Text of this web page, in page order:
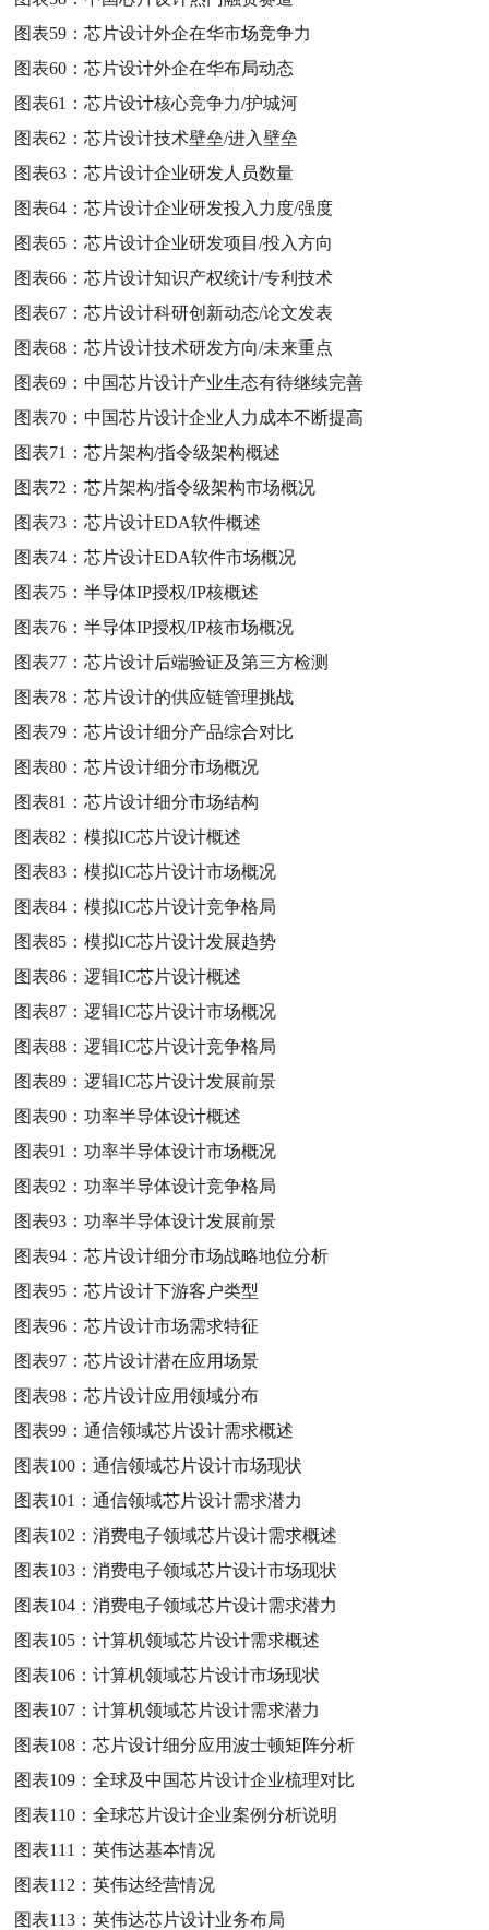
图表59：芯片设计外企在华市场竞争力
图表60：芯片设计外企在华布局动态
图表61：芯片设计核心竞争力/护城河
图表62：芯片设计技术壁垒/进入壁垒
图表63：芯片设计企业研发人员数量
图表64：芯片设计企业研发投入力度/强度
图表65：芯片设计企业研发项目/投入方向
图表66：芯片设计知识产权统计/专利技术
图表67：芯片设计科研创新动态/论文发表
图表68：芯片设计技术研发方向/未来重点
图表69：中国芯片设计产业生态有待继续完善
图表70：中国芯片设计企业人力成本不断提高
图表71：芯片架构/指令级架构概述
图表72：芯片架构/指令级架构市场概况
图表73：芯片设计EDA软件概述
图表74：芯片设计EDA软件市场概况
图表75：半导体IP授权/IP核概述
图表76：半导体IP授权/IP核市场概况
图表77：芯片设计后端验证及第三方检测
图表78：芯片设计的供应链管理挑战
图表79：芯片设计细分产品综合对比
图表80：芯片设计细分市场概况
图表81：芯片设计细分市场结构
图表82：模拟IC芯片设计概述
图表83：模拟IC芯片设计市场概况
图表84：模拟IC芯片设计竞争格局
图表85：模拟IC芯片设计发展趋势
图表86：逻辑IC芯片设计概述
图表87：逻辑IC芯片设计市场概况
图表88：逻辑IC芯片设计竞争格局
图表89：逻辑IC芯片设计发展前景
图表90：功率半导体设计概述
图表91：功率半导体设计市场概况
图表92：功率半导体设计竞争格局
图表93：功率半导体设计发展前景
图表94：芯片设计细分市场战略地位分析
图表95：芯片设计下游客户类型
图表96：芯片设计市场需求特征
图表97：芯片设计潜在应用场景
图表98：芯片设计应用领域分布
图表99：通信领域芯片设计需求概述
图表100：通信领域芯片设计市场现状
图表101：通信领域芯片设计需求潜力
图表102：消费电子领域芯片设计需求概述
图表103：消费电子领域芯片设计市场现状
图表104：消费电子领域芯片设计需求潜力
图表105：计算机领域芯片设计需求概述
图表106：计算机领域芯片设计市场现状
图表107：计算机领域芯片设计需求潜力
图表108：芯片设计细分应用波士顿矩阵分析
图表109：全球及中国芯片设计企业梳理对比
图表110：全球芯片设计企业案例分析说明
图表111：英伟达基本情况
图表112：英伟达经营情况
图表113：英伟达芯片设计业务布局